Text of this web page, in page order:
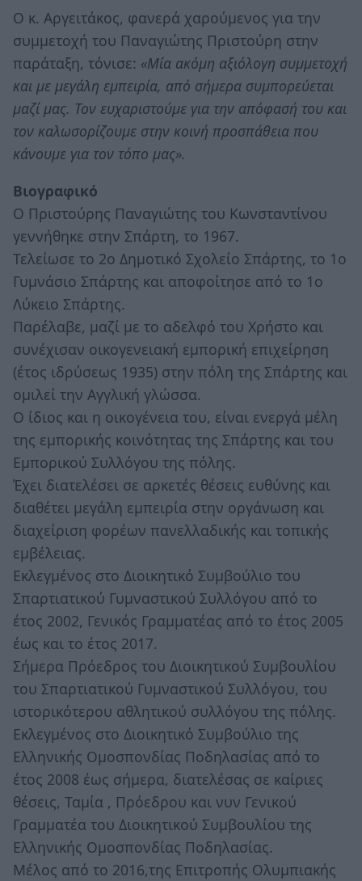
Ο κ. Αργειτάκος, φανερά χαρούμενος για την
συμμετοχή του Παναγιώτης Πριστούρη στην
παράταξη, τόνισε: «Μία ακόμη αξιόλογη συμμετοχή
και με μεγάλη εμπειρία, από σήμερα συμπορεύεται
μαζί μας. Τον ευχαριστούμε για την απόφασή του και
τον καλωσορίζουμε στην κοινή προσπάθεια που
κάνουμε για τον τόπο μας».
Βιογραφικό
Ο Πριστούρης Παναγιώτης του Κωνσταντίνου
γεννήθηκε στην Σπάρτη, το 1967.
Τελείωσε το 2ο Δημοτικό Σχολείο Σπάρτης, το 1ο
Γυμνάσιο Σπάρτης και αποφοίτησε από το 1ο
Λύκειο Σπάρτης.
Παρέλαβε, μαζί με το αδελφό του Χρήστο και
συνέχισαν οικογενειακή εμπορική επιχείρηση
(έτος ιδρύσεως 1935) στην πόλη της Σπάρτης και
ομιλεί την Αγγλική γλώσσα.
Ο ίδιος και η οικογένεια του, είναι ενεργά μέλη
της εμπορικής κοινότητας της Σπάρτης και του
Εμπορικού Συλλόγου της πόλης.
Έχει διατελέσει σε αρκετές θέσεις ευθύνης και
διαθέτει μεγάλη εμπειρία στην οργάνωση και
διαχείριση φορέων πανελλαδικής και τοπικής
εμβέλειας.
Εκλεγμένος στο Διοικητικό Συμβούλιο του
Σπαρτιατικού Γυμναστικού Συλλόγου από το
έτος 2002, Γενικός Γραμματέας από το έτος 2005
έως και το έτος 2017.
Σήμερα Πρόεδρος του Διοικητικού Συμβουλίου
του Σπαρτιατικού Γυμναστικού Συλλόγου, του
ιστορικότερου αθλητικού συλλόγου της πόλης.
Εκλεγμένος στο Διοικητικό Συμβούλιο της
Ελληνικής Ομοσπονδίας Ποδηλασίας από το
έτος 2008 έως σήμερα, διατελέσας σε καίριες
θέσεις, Ταμία , Πρόεδρου και νυν Γενικού
Γραμματέα του Διοικητικού Συμβουλίου της
Ελληνικής Ομοσπονδίας Ποδηλασίας.
Μέλος από το 2016,της Επιτροπής Ολυμπιακής